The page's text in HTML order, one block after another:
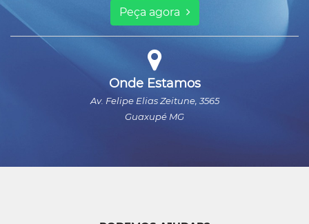
Peça agora
Onde Estamos
Av. Felipe Elias Zeitune, 3565
Guaxupé MG